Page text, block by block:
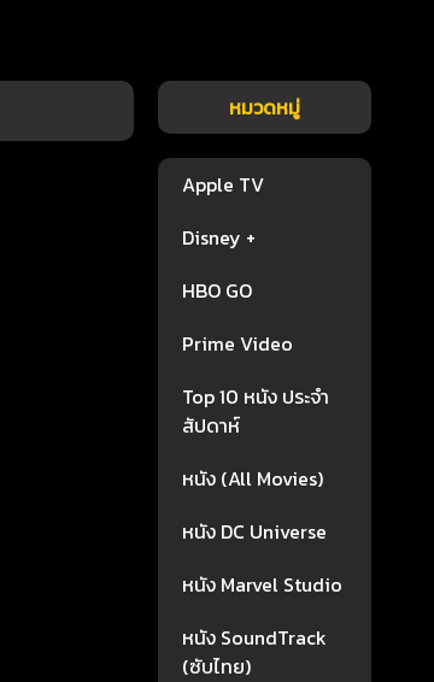
หมวดหมู่
Apple TV
Disney +
HBO GO
Prime Video
Top 10 หนัง ประจำ
สัปดาห์
หนัง (All Movies)
หนัง DC Universe
หนัง Marvel Studio
หนัง SoundTrack
(ซับไทย)